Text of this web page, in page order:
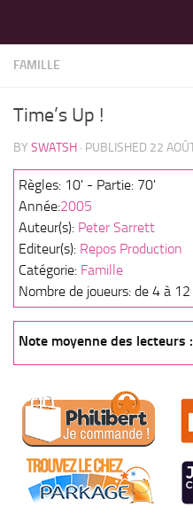
FAMILLE
Time’s Up !
BY SWATSH · PUBLISHED 22
Règles: 10' - Partie: 70'
Année:2005
Auteur(s): Peter Sarrett
Editeur(s): Repos Production
Catégorie: Famille
Nombre de joueurs: de 4 à
Note moyenne des lecteurs